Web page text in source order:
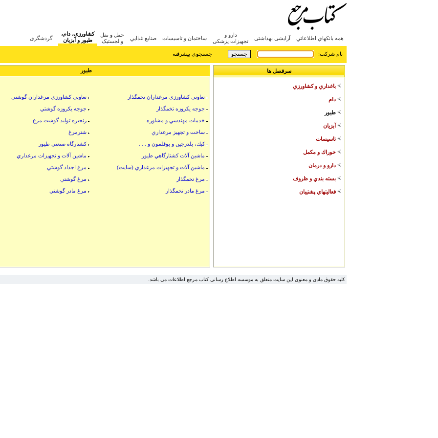
همه بانکهاي اطلاعاتي آرایشی بهداشتی
دارو و
تجهیزات پزشکی
ساختمان و تاسيسات صنايع غذايي
حمل و نقل
و لجستیک
کشاورزی، دام،
طیور و آبزیان
گردشگری
جستجوی پیشرفته :نام شرکت
طيور
تعاوني كشاورزي مرغداران تخمگذار تعاوني كشاورزي مرغداران گوشتي
جوجه يكروزه تخمگذار جوجه يكروزه گوشتي
خدمات مهندسي و مشاوره زنجيره توليد گوشت مرغ
ساخت و تجهيز مرغداري شترمرغ
كبك، بلدرچين و بوقلمون و . . . كشتارگاه صنعتي طيور
ماشين آلات كشتارگاهي طيور ماشين آلات و تجهيزات مرغداري
ماشين آلات و تجهيزات مرغداري (سايت) مرغ اجداد گوشتي
مرغ تخمگذار مرغ گوشتي
مرغ مادر تخمگذار مرغ مادر گوشتي
سرفصل ها
باغداري و كشاورزي
دام
طيور
آبزيان
تاسيسات
خوراك و مكمل
دارو و درمان
بسته بندي و ظروف
فعاليتهاي پشتيبان
.کلیه حقوق مادی و معنوی این سایت متعلق به موسسه اطلاع رسانی کتاب مرجع اطلاعات می باشد